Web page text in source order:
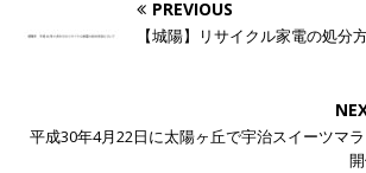
PREVIOUS
【城陽】リサイクル家電の処分
平成30年4月22日に太陽ヶ丘で宇治スイーツマ